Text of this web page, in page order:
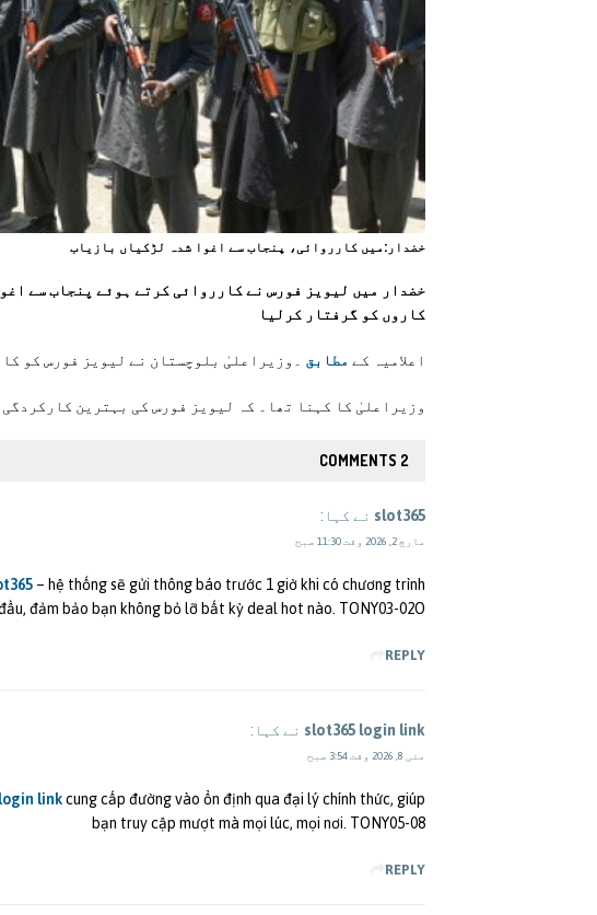
خضدار:ميں کارروائی، پنجاب سے اغوا شدہ لڑکیاں بازیاب
کاروں کو گرفتار کرلیا
اعلامیہ کے مطابق ۔وزیراعلیٰ بلوچستان نے لیویز فورس کو
وزیراعلیٰ کا کہنا تھا۔ کہ لیویز فورس کی بہترین کارکردگی
2 COMMENTS
slot365 نے کہا:
مارچ 2, 2026 وقت 11:30 صبح
– hệ thống sẽ gửi thông báo trước 1 giờ khi có chương trình
đảm bảo bạn không bỏ lỡ bất kỳ deal hot nào. TONY03-02O
REPLY
slot365 login link نے کہا:
مئی 8, 2026 وقت 3:54 صبح
linkcung cấp đường vào ổn định qua đại lý chính thức, giúp
bạn truy cập mượt mà mọi lúc, mọi nơi. TONY05-08
REPLY